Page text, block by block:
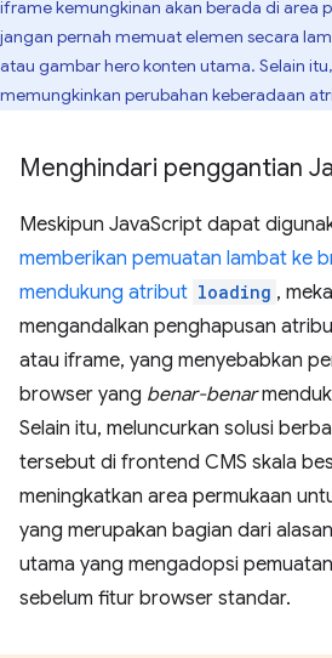
iframe kemungkinan akan berada di area
jangan pernah memuat elemen secara
atau gambar hero konten utama. Selain
memungkinkan perubahan keberadaan
Menghindari penggantian
Meskipun JavaScript dapat
memberikan pemuatan lambat ke
mendukung atribut loading ,
mengandalkan penghapusan
atau iframe, yang menyebabkan
browser yang benar-benar
Selain itu, meluncurkan solusi
tersebut di frontend CMS skala
meningkatkan area permukaan
yang merupakan bagian dari
utama yang mengadopsi
sebelum fitur browser standar.